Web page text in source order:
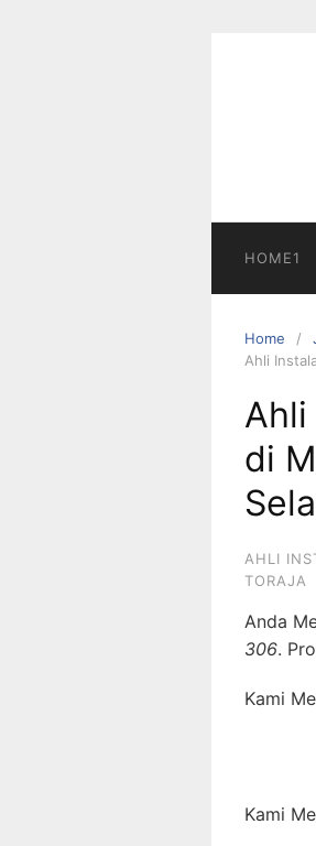
HOME1
Home
Ahli
Ahli
di
AHLI
TORAJA
Anda
306.
Kami
Kami